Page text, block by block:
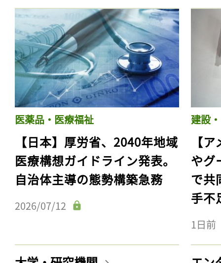
医薬品・医療福祉
【日本】厚労省、2040年地域
医療構想ガイドライン発表。
自治体主導の態勢構築急務
2026/07/12
建設
【
やグ
で共
手不
1日前
記事をお気に入りに